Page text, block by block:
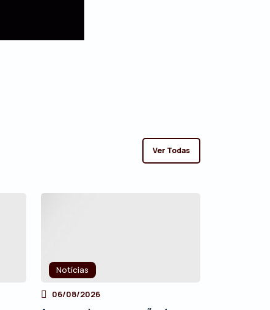
Ver Todas
Notícias
06/08/2026